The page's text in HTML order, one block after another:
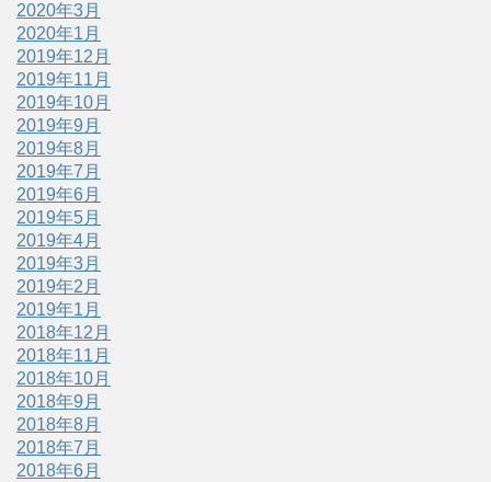
2020年3月
2020年1月
2019年12月
2019年11月
2019年10月
2019年9月
2019年8月
2019年7月
2019年6月
2019年5月
2019年4月
2019年3月
2019年2月
2019年1月
2018年12月
2018年11月
2018年10月
2018年9月
2018年8月
2018年7月
2018年6月